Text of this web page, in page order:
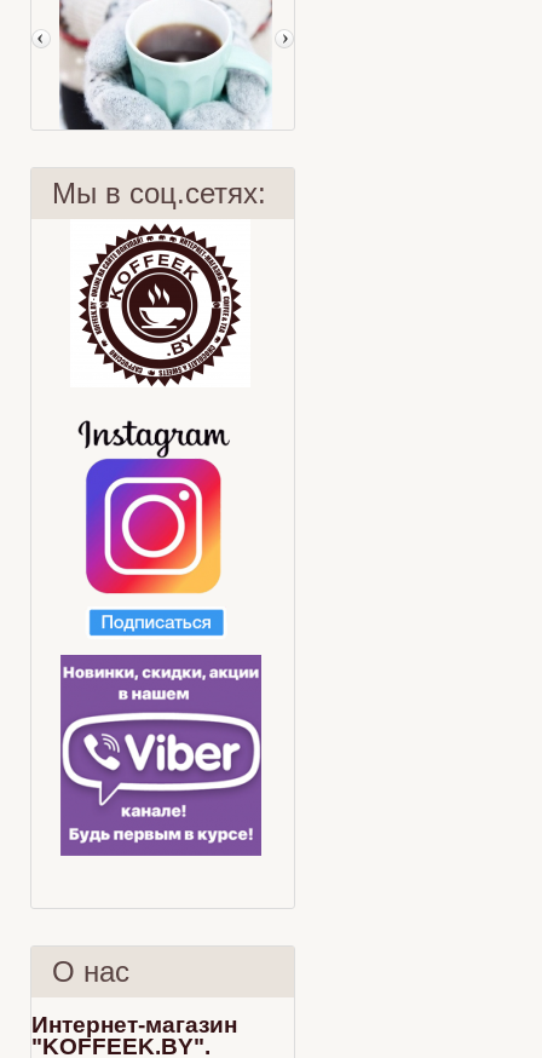
9 заблуждений
Мы в соц.сетях:
О нас
Интернет-магазин
"KOFFEEK.BY".